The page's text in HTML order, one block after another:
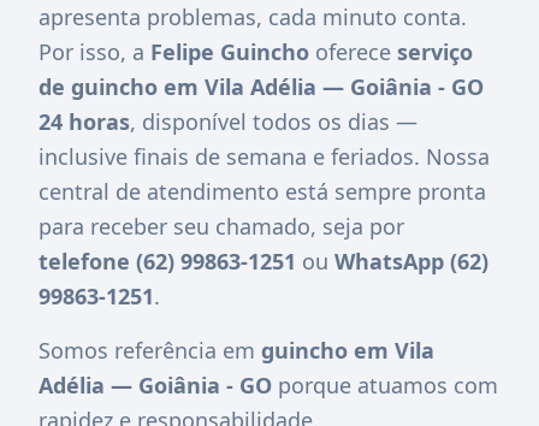
apresenta problemas, cada minuto conta.
Por isso, a Felipe Guincho oferece serviço
de guincho em Vila Adélia — Goiânia - GO
24 horas, disponível todos os dias —
inclusive finais de semana e feriados. Nossa
central de atendimento está sempre pronta
para receber seu chamado, seja por
telefone (62) 99863-1251 ou WhatsApp (62)
99863-1251.
Somos referência em guincho em Vila
Adélia — Goiânia - GO porque atuamos com
rapidez e responsabilidade.